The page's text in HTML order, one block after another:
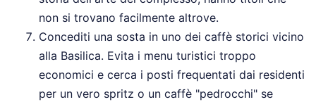
non si trovano facilmente altrove.
Concediti una sosta in uno dei caffè storici vicino
alla Basilica. Evita i menu turistici troppo
economici e cerca i posti frequentati dai residenti
per un vero spritz o un caffè "pedrocchi" se